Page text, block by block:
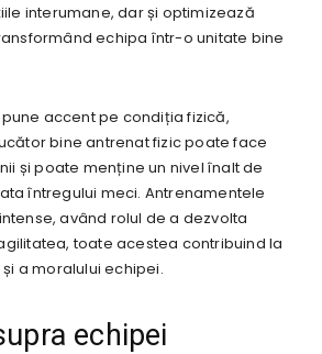
interumane, dar și optimizează
echipa într-o unitate bine
accent pe condiția fizică,
bine antrenat fizic poate face
și poate menține un nivel înalt de
întregului meci. Antrenamentele
având rolul de a dezvolta
toate acestea contribuind la
a moralului echipei.
echipei